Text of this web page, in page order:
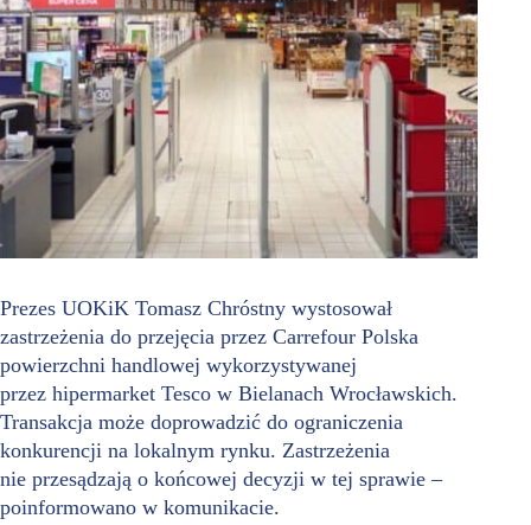
Prezes UOKiK Tomasz Chróstny wystosował
zastrzeżenia do przejęcia przez Carrefour Polska
powierzchni handlowej wykorzystywanej
przez hipermarket Tesco w Bielanach Wrocławskich.
Transakcja może doprowadzić do ograniczenia
konkurencji na lokalnym rynku. Zastrzeżenia
nie przesądzają o końcowej decyzji w tej sprawie –
poinformowano w komunikacie.